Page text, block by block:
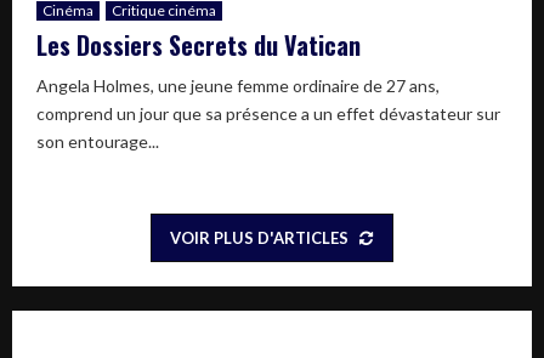
Cinéma Critique cinéma
Les Dossiers Secrets du Vatican
Angela Holmes, une jeune femme ordinaire de 27 ans,
comprend un jour que sa présence a un effet dévastateur sur
son entourage...
VOIR PLUS D'ARTICLES